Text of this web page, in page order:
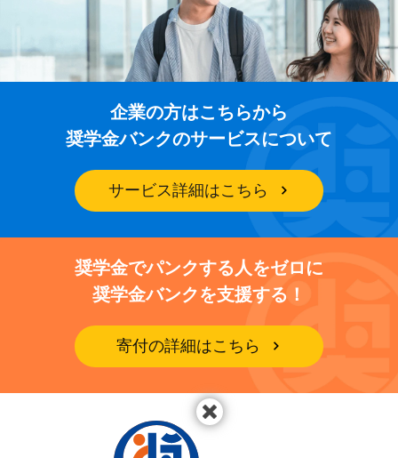
企業の方はこちらから
奨学金バンクのサービスについて
サービス詳細はこちら
奨学金でパンクする人をゼロに
奨学金バンクを支援する！
寄付の詳細はこちら